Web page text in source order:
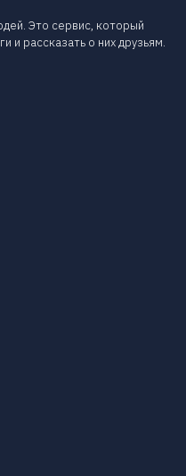
Это сервис, который
и рассказать о них друзьям.